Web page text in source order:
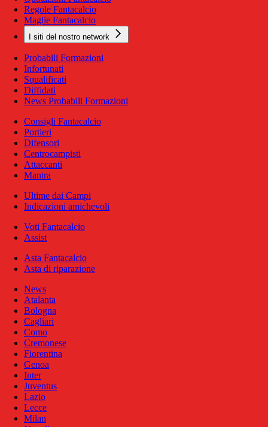
Regole Fantacalcio
Maglie Fantacalcio
I siti del nostro network
Probabili Formazioni
Infortunati
Squalificati
Diffidati
News Probabili Formazioni
Consigli Fantacalcio
Portieri
Difensori
Centrocampisti
Attaccanti
Mantra
Ultime dai Campi
Indicazioni amichevoli
Voti Fantacalcio
Assist
Asta Fantacalcio
Asta di riparazione
News
Atalanta
Bologna
Cagliari
Como
Cremonese
Fiorentina
Genoa
Inter
Juventus
Lazio
Lecce
Milan